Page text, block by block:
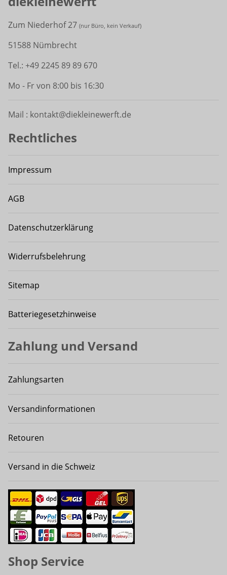
Zum Niederhof 27 (nur Büro, kein Verkauf)
51588 Nümbrecht
Tel.: +49 2245 89 89 670
Mo - Fr von 8:00 bis 16:30
Mail : kontakt@diekleinewerft.de
Rechtliches
Impressum
AGB
Datenschutzerklärung
Widerrufsbelehrung
Sitemap
Batteriegesetzhinweise
Zahlung und Versand
Zahlungsarten
Versandinformationen
Retouren
Versand in die Schweiz
Shop Service